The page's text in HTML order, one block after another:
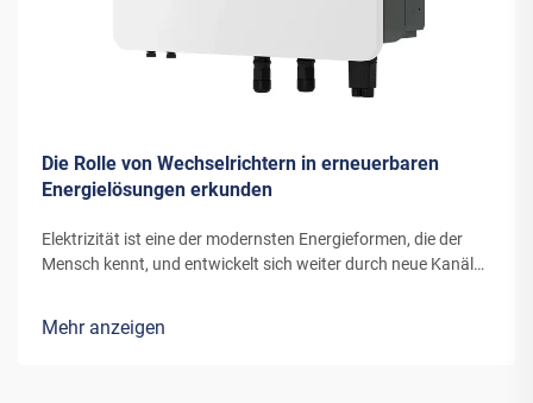
Die Rolle von Wechselrichtern in erneuerbaren
Energielösungen erkunden
Elektrizität ist eine der modernsten Energieformen, die der
Mensch kennt, und entwickelt sich weiter durch neue Kanäle
Ausrüstung...
Mehr anzeigen